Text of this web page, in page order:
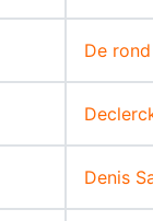
De
Denis